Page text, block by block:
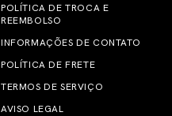
POLÍTICA DE TROCA E
REEMBOLSO
INFORMAÇÕES DE CONTATO
POLÍTICA DE FRETE
TERMOS DE SERVIÇO
AVISO LEGAL